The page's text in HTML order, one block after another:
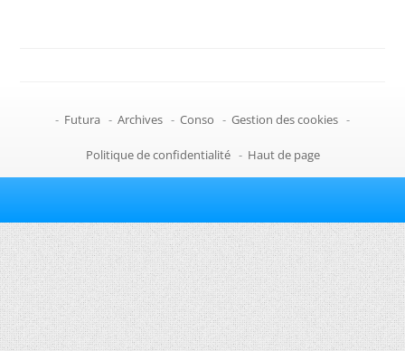
- Futura - Archives - Conso - Gestion des cookies -
Politique de confidentialité - Haut de page